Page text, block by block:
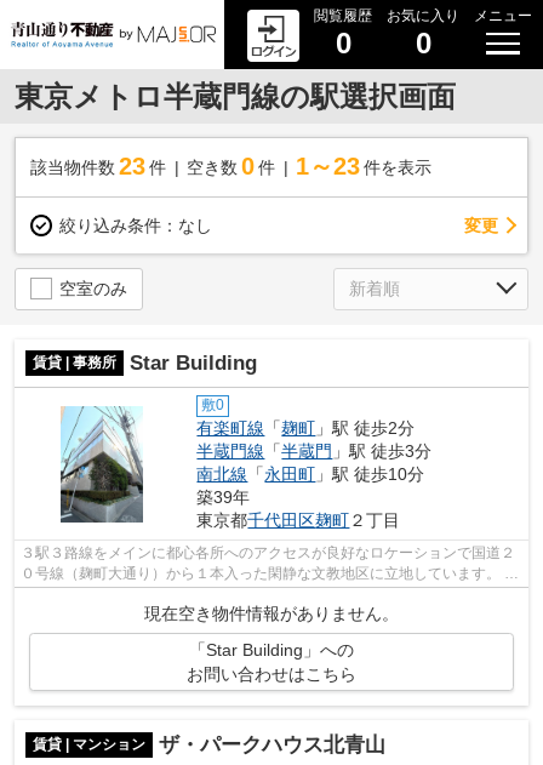
閲覧履歴
0
お気に入り
0
メニュー
東京メトロ半蔵門線の駅選択画面
該当物件数 23件 空き数 0 件 1～23 件を表示
絞り込み条件： なし 変更
空室のみ
賃貸 | 事務所 Star Building
敷0
有楽町線 「麹町 」駅 徒歩2分
半蔵門線 「半蔵門 」駅 徒歩3分
南北線 「永田町 」駅 徒歩10分
築39年
東京都千代田区麹町２丁目
３駅３路線をメインに都心各所へのアクセスが良好なロケーションで国道２
０号線（麹町大通り）から１本入った閑静な文教地区に立地しています。 １
現在空き物件情報がありません。
「Star Building」への
お問い合わせはこちら
賃貸 | マンション ザ・パークハウス北青山